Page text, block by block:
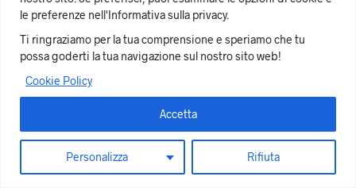
le preferenze nell'Informativa sulla privacy.
Ti ringraziamo per la tua comprensione e speriamo che tu
possa goderti la tua navigazione sul nostro sito web!
Cookie Policy
Personalizza Rifiuta
Accetta
��ӮR\0C�� X���dމ��X��~U��: -
K���r�)
�Mܖ�V���ম��c�2��L�K����rPV!
�2�Pcz�gF�gV`\Z:�L.������(��zf�
��u�Y�چ�3(|�VI7����L�
���)��dfrD0����>ͨF�&e�r��d�lE���I2�
�IP7퀋xR�==:U)63(q1��&��
����8T�S^�@тBhۊeP�,��S�a
�9�=9M� �O���N�Jx�4��6.�BzA�%P�� 
Translate »